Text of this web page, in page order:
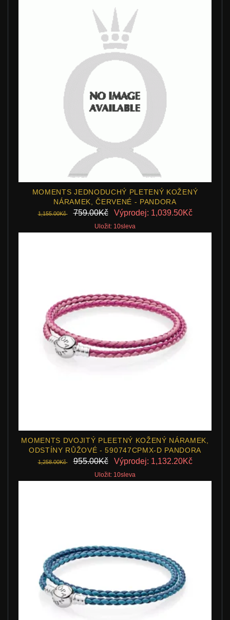
MOMENTS JEDNODUCHÝ PLETENÝ KOŽENÝ
NÁRAMEK, ČERVENÉ - PANDORA
1,155.00Kč 759.00Kč Výprodej: 1,039.50Kč
Uložit: 10sleva
MOMENTS DVOJITÝ PLEETNÝ KOŽENÝ NÁRAMEK,
ODSTÍNY RŮŽOVÉ - 590747CPMX-D PANDORA
1,258.00Kč 955.00Kč Výprodej: 1,132.20Kč
Uložit: 10sleva